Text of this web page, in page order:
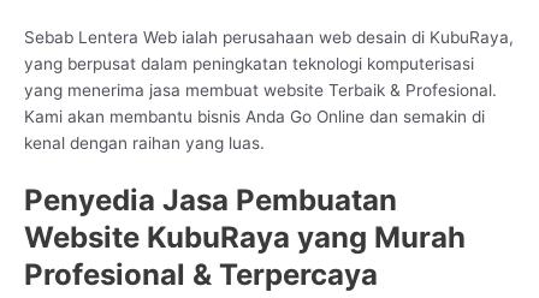
Sebab Lentera Web ialah perusahaan web desain di KubuRaya,
yang berpusat dalam peningkatan teknologi komputerisasi
yang menerima jasa membuat website Terbaik & Profesional.
Kami akan membantu bisnis Anda Go Online dan semakin di
kenal dengan raihan yang luas.
Penyedia Jasa Pembuatan
Website KubuRaya yang Murah
Profesional & Terpercaya
CS Lenteraweb